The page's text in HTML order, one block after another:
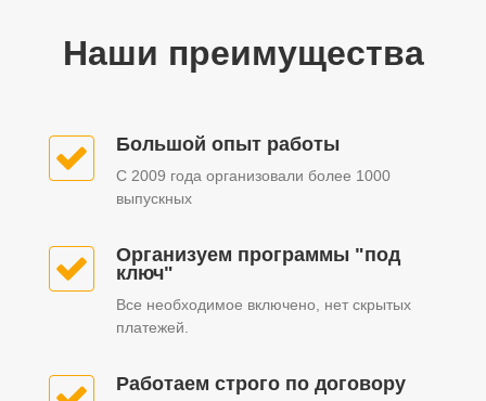
Наши преимущества
Большой опыт работы
С 2009 года организовали более 1000
выпускных
Организуем программы "под
ключ"
Все необходимое включено, нет скрытых
платежей.
Работаем строго по договору